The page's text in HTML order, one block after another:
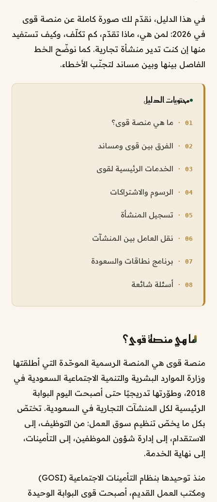
في هذا الدليل، نقدّم لك صورة كاملة عن منصة قوى
في 2026: لمن هي، ماذا تقدّم، كم تكلّف، وكيف تستفيد
منها إن كنت تدير منشأة تجارية. كما نوضّح الخط
الفاصل بينها وبين مساند لتجنّب الأخطاء.
محتويات الدليل
ما هي منصة قوى؟
الفرق بين قوى ومساند
الخدمات الرئيسية لقوى
الرسوم والاشتراكات
تسجيل المنشأة
نقل العامل بين المنشآت
برنامج نطاقات والسعودة
أسئلة شائعة
ما هي منصة قوى؟
منصة قوى هي المنصة الرسمية الموحّدة التي أطلقتها
وزارة الموارد البشرية والتنمية الاجتماعية السعودية في
2018، وطوّرتها تدريجيًا حتى أصبحت اليوم البوابة
الرئيسية لكل المنشآت التجارية في السعودية. تختصّ
بكل ما يخصّ تنظيم سوق العمل: من التوظيف، إلى
الاستقدام، إلى إدارة شؤون الموظفين، إلى التأمينات،
إلى نهاية الخدمة.
منذ توحيدها بنظام التأمينات الاجتماعية (GOSI)
ومكتب العمل القديم، أصبحت قوى البوابة الوحيدة